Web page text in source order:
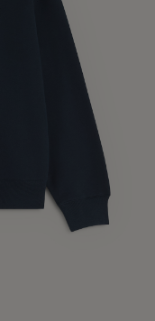
NEW IN